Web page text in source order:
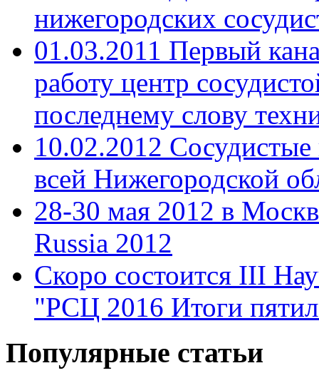
нижегородских
01.03.2011 Первый
работу центр
последнему слову
10.02.2012
всей Нижегородской
28-30 мая 2012 в
Russia 2012
Скоро состоится III
"РСЦ 2016 Итоги
Популярные статьи